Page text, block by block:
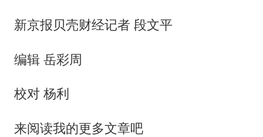
新京报贝壳财经记者 段文平
编辑 岳彩周
校对 杨利
来阅读我的更多文章吧